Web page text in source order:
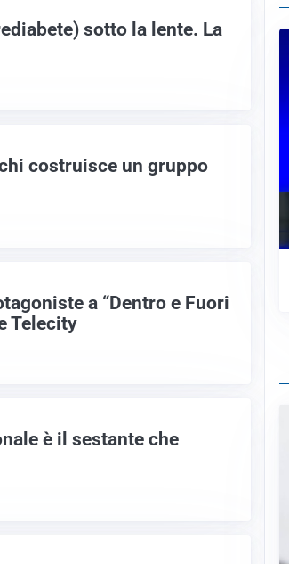
sotto la lente. La
costruisce un gruppo
a “Dentro e Fuori
Telecity
è il sestante che